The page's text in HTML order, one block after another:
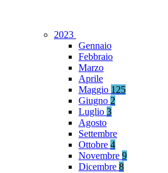
2023
Gennaio
Febbraio
Marzo
Aprile
Maggio 125
Giugno 2
Luglio 3
Agosto
Settembre
Ottobre 4
Novembre 9
Dicembre 8